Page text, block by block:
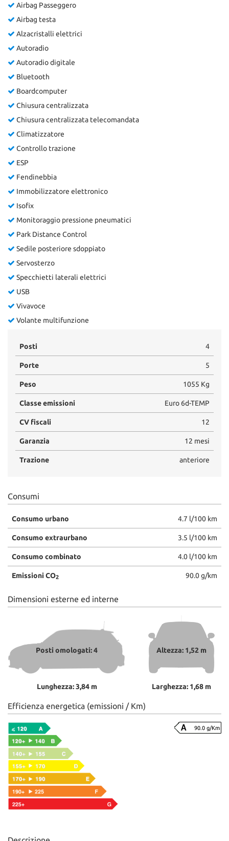
Airbag Passeggero
Airbag testa
Alzacristalli elettrici
Autoradio
Autoradio digitale
Bluetooth
Boardcomputer
Chiusura centralizzata
Chiusura centralizzata telecomandata
Climatizzatore
Controllo trazione
ESP
Fendinebbia
Immobilizzatore elettronico
Isofix
Monitoraggio pressione pneumatici
Park Distance Control
Sedile posteriore sdoppiato
Servosterzo
Specchietti laterali elettrici
USB
Vivavoce
Volante multifunzione
Posti 4
Porte 5
Peso 1055 Kg
Classe emissioni Euro 6d-TEMP
CV fiscali 12
Garanzia 12 mesi
Trazione anteriore
Consumi
Consumo urbano 4.7 l/100 km
Consumo extraurbano 3.5 l/100 km
Consumo combinato 4.0 l/100 km
Emissioni CO2 90.0 g/km
Dimensioni esterne ed interne
Posti omologati: 4
Lunghezza: 3,84 m
Altezza: 1,52 m
Larghezza: 1,68 m
Efficienza energetica (emissioni / Km)
90.0 g/Km